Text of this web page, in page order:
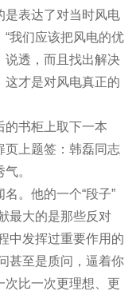
是表达了对当时风电
我们应该把风电的优
说透，而且找出解决
这才是对风电真正的
的书柜上取下一本
页上题签：韩磊同志
。
。他的一个“段子”
最大的是那些反对
中发挥过重要作用的
甚至是质问，逼着你
次比一次更理想、更